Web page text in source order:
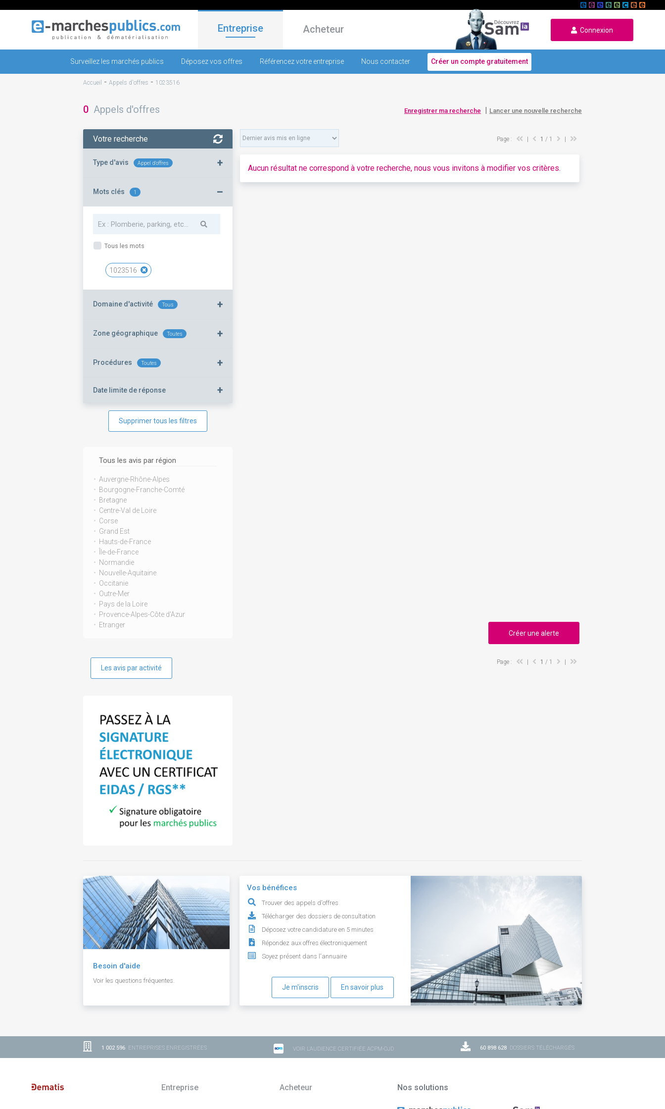
Entreprise Acheteur Connexion
Surveillez les marchés publics Déposez vos offres Référencez votre entreprise Nous contacter Créer un compte gratuitement
Accueil - Appels d'offres - 1023516
0 Appels d'offres Enregistrer ma recherche | Lancer une nouvelle recherche
Votre recherche
Type d'avis Appel d'offres +
Mots clés 1 –
Tous les mots
1023516
Domaine d'activité Tous +
Zone géographique Toutes +
Procédures Toutes +
Date limite de réponse +
Supprimer tous les filtres
Tous les avis par région
Auvergne-Rhône-Alpes
Bourgogne-Franche-Comté
Bretagne
Centre-Val de Loire
Corse
Grand Est
Hauts-de-France
Île-de-France
Normandie
Nouvelle-Aquitaine
Occitanie
Outre-Mer
Pays de la Loire
Provence-Alpes-Côte d'Azur
Etranger
Les avis par activité
Page : 1 / 1
Aucun résultat ne correspond à votre recherche, nous vous invitons à modifier vos critères.
Créer une alerte
Page : 1 / 1
Besoin d'aide
Voir les questions fréquentes.
Vos bénéfices
Trouver des appels d'offres
Télécharger des dossiers de consultation
Déposez votre candidature en 5 minutes
Répondez aux offres électroniquement
Soyez présent dans l'annuaire
Je m'inscris En savoir plus
1 002 596 ENTREPRISES ENREGISTRÉES VOIR L'AUDIENCE CERTIFIÉE ACPM-OJD 60 898 628 DOSSIERS TÉLÉCHARGÉS
Entreprise Acheteur Nos solutions